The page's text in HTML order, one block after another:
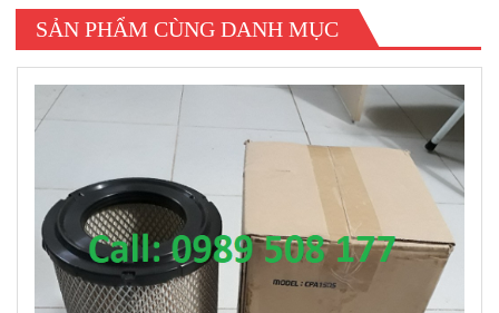
SẢN PHẨM CÙNG DANH MỤC